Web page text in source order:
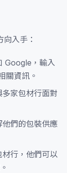
入手：
Google，輸入
關資訊。
家包材行面對
們的包裝供應
行，他們可以